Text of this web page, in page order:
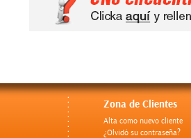
Zona de Clientes
Alta como nuevo cliente
¿Olvidó su contraseña?